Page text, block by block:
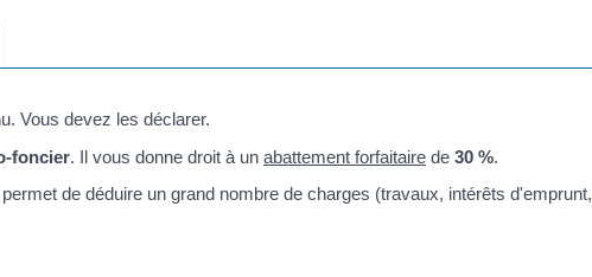
Vous devez les déclarer.
foncier. Il vous donne droit à un abattement forfaitaire de 30 %.
de déduire un grand nombre de charges (travaux, intérêts d'emprunt,